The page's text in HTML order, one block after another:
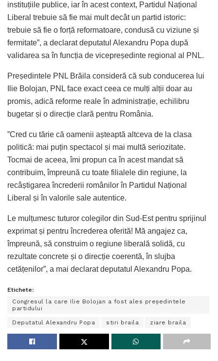
instituțiile publice, iar în acest context, Partidul Național
Liberal trebuie să fie mai mult decât un partid istoric:
trebuie să fie o forță reformatoare, condusă cu viziune și
fermitate”, a declarat deputatul Alexandru Popa după
validarea sa în funcția de vicepreședinte regional al PNL.
Președintele PNL Brăila consideră că sub conducerea lui
Ilie Bolojan, PNL face exact ceea ce mulți alții doar au
promis, adică reforme reale în administrație, echilibru
bugetar și o direcție clară pentru România.
”Cred cu tărie că oamenii așteaptă altceva de la clasa
politică: mai puțin spectacol și mai multă seriozitate.
Tocmai de aceea, îmi propun ca în acest mandat să
contribuim, împreună cu toate filialele din regiune, la
recâștigarea încrederii românilor în Partidul Național
Liberal și în valorile sale autentice.
Le mulțumesc tuturor colegilor din Sud-Est pentru sprijinul
exprimat și pentru încrederea oferită! Mă angajez ca,
împreună, să construim o regiune liberală solidă, cu
rezultate concrete și o direcție coerentă, în slujba
cetățenilor”, a mai declarat deputatul Alexandru Popa.
Etichete:
Congresul la care Ilie Bolojan a fost ales președintele
partidului
Deputatul Alexandru Popa stiri braila ziare braila